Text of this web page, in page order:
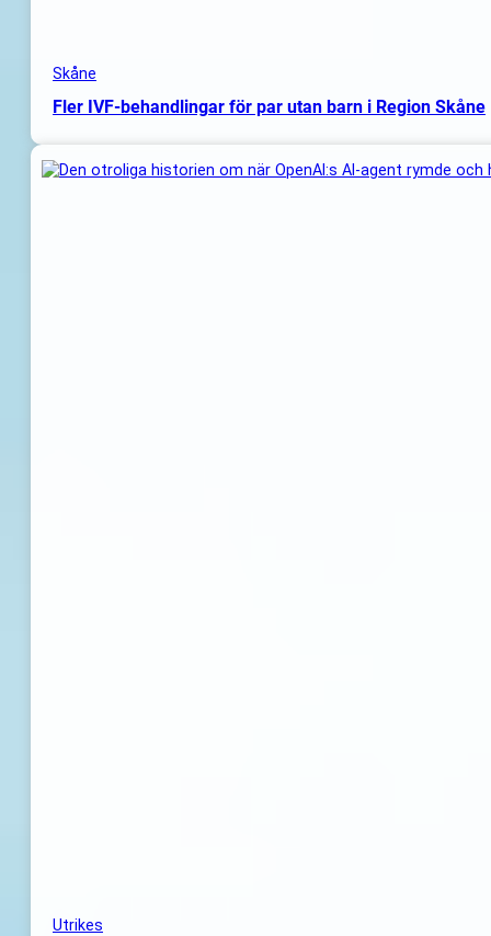
Skåne
Fler IVF-behandlingar för par utan barn i Region Skåne
Utrikes